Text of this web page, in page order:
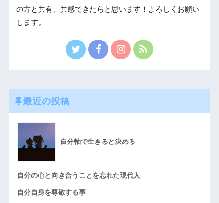
の方と共有、共感できたらと思います！よろしくお願い
します。
最近の投稿
自分軸で生きると決める
自分の心と向き合うことを忘れた現代人
自分自身を尊敬する事